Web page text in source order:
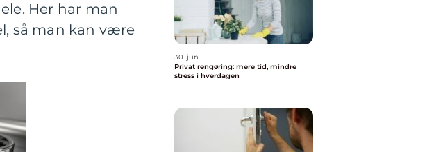
Her har man
så man kan være
30. jun
Privat rengøring: mere tid, mindre
stress i hverdagen